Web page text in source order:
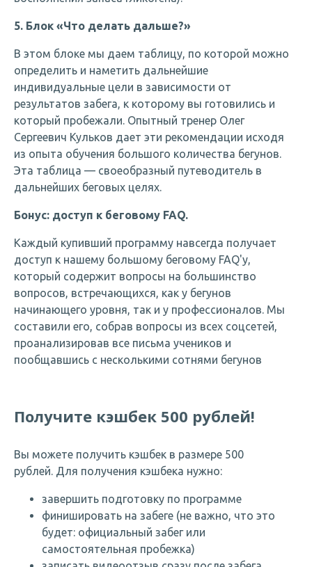
5. Блок «Что делать дальше?»
В этом блоке мы даем таблицу, по которой можно
определить и наметить дальнейшие
индивидуальные цели в зависимости от
результатов забега, к которому вы готовились и
который пробежали. Опытный тренер Олег
Сергеевич Кульков дает эти рекомендации исходя
из опыта обучения большого количества бегунов.
Эта таблица — своеобразный путеводитель в
дальнейших беговых целях.
Бонус: доступ к беговому FAQ.
Каждый купивший программу навсегда получает
доступ к нашему большому беговому FAQ'у,
который содержит вопросы на большинство
вопросов, встречающихся, как у бегунов
начинающего уровня, так и у профессионалов. Мы
составили его, собрав вопросы из всех соцсетей,
проанализировав все письма учеников и
пообщавшись с несколькими сотнями бегунов
Получите кэшбек 500 рублей!
Вы можете получить кэшбек в размере 500
рублей. Для получения кэшбека нужно:
завершить подготовку по программе
финишировать на забеге (не важно, что это
будет: официальный забег или
самостоятельная пробежка)